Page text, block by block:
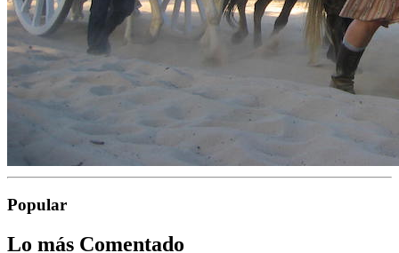
Popular
Lo más Comentado